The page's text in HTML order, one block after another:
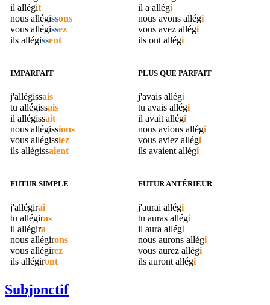
il allégit
nous allégissons
vous allégissez
ils allégissent
il a allégi
nous avons allégi
vous avez allégi
ils ont allégi
IMPARFAIT
j'allégissais
tu allégissais
il allégissait
nous allégissions
vous allégissiez
ils allégissaient
PLUS QUE PARFAIT
j'avais allégi
tu avais allégi
il avait allégi
nous avions allégi
vous aviez allégi
ils avaient allégi
FUTUR SIMPLE
j'allégirai
tu allégiras
il allégira
nous allégirons
vous allégirez
ils allégiront
FUTUR ANTÉRIEUR
j'aurai allégi
tu auras allégi
il aura allégi
nous aurons allégi
vous aurez allégi
ils auront allégi
Subjonctif